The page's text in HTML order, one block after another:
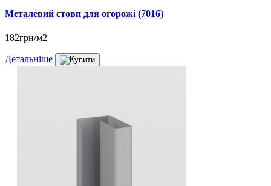
Металевий стовп для огорожі (7016)
182грн/м2
Детальніше